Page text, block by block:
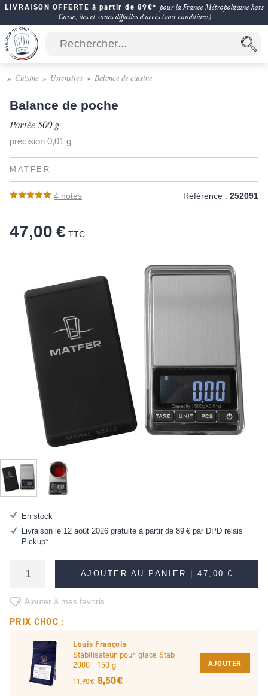
LIVRAISON OFFERTE à partir de 89€* pour la France Métropolitaine hors
Corse, îles et zones difficiles d'accès (voir conditions)
Cuisine Ustensiles Balance de cuisine
Balance de poche
Portée 500 g
précision 0,01 g
MATFER
4 notes Référence : 252091
47,00 € TTC
En stock
Livraison le 12 août 2026 gratuite à partir de 89 €par DPD relais
Pickup*
AJOUTER AU PANIER |47,00 €
Ajouter à mes favoris
PRIX CHOC :
Louis François
Stabilisateur pour glace Stab
2000 - 150 g
11,90 € 8,50 €
AJOUTER